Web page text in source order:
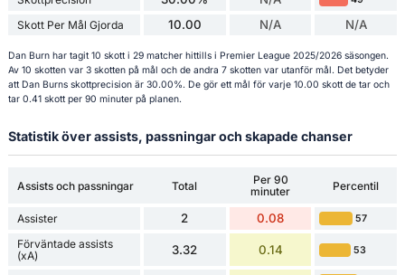
Skott Per Mål Gjorda 10.00 N/A N/A
Dan Burn har tagit 10 skott i 29 matcher hittills i Premier League 2025/2026 säsongen.
Av 10 skotten var 3 skotten på mål och de andra 7 skotten var utanför mål. Det betyder
att Dan Burns skottprecision är 30.00%. De gör ett mål för varje 10.00 skott de tar och
tar 0.41 skott per 90 minuter på planen.
Statistik över assists, passningar och skapade chanser
Assists och passningar Total
Per 90
minuter
Percentil
Assister 2 0.08 57
Förväntade assists
(xA)
3.32 0.14 53